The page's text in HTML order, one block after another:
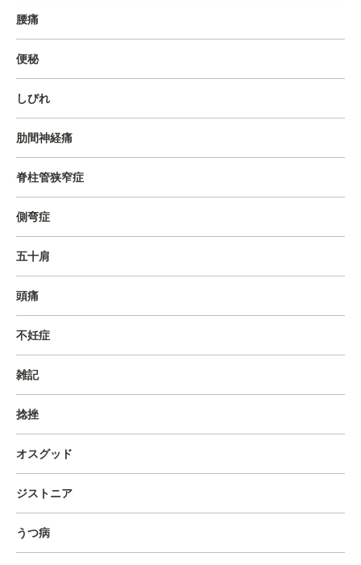
腰痛
便秘
しびれ
肋間神経痛
脊柱管狭窄症
側弯症
五十肩
頭痛
不妊症
雑記
捻挫
オスグッド
ジストニア
うつ病